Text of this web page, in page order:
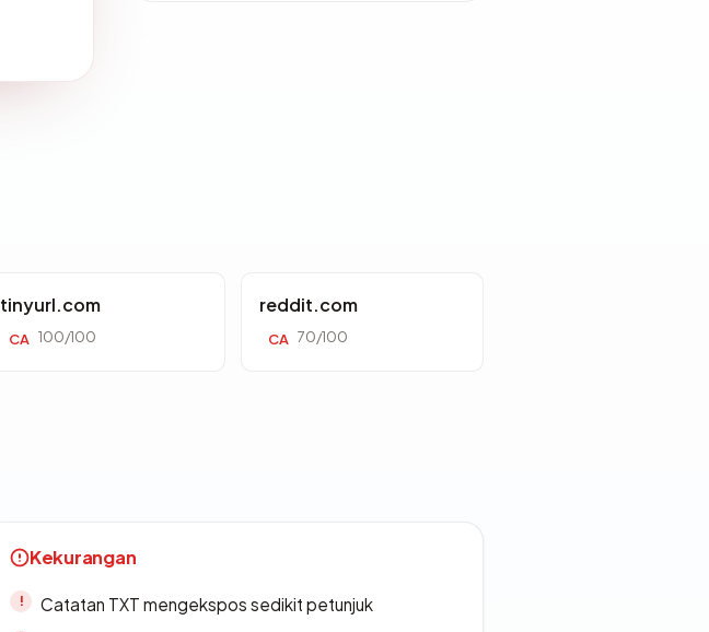
tinyurl.com
CA 100/100
reddit.com
CA 70/100
Kekurangan
Catatan TXT mengekspos sedikit petunjuk